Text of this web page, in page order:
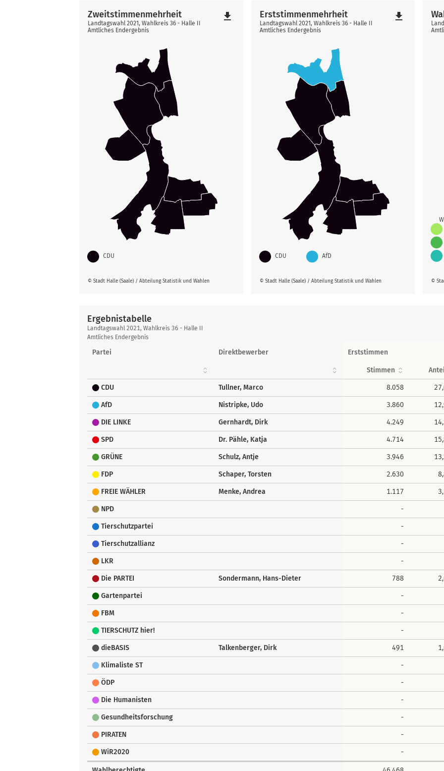
© Stadt Halle (Saale) / Abteilung Statistik und Wahlen
Zweitstimmenmehrheit
Landtagswahl 2021, Wahlkreis 36 - Halle II
Amtliches Endergebnis
CDU
file_download
© Stadt Halle (Saale) / Abteilung Statistik und Wahlen
Erststimmenmehrheit
Landtagswahl 2021, Wahlkreis 36 - Halle II
Amtliches Endergebnis
CDU AfD
file_download
©
Ergebnistabelle
Ergebnistabelle
Landtagswahl 2021, Wahlkreis 36 - Halle II
Amtliches Endergebnis
Partei Direktbewerber Erststimmen
Stimmen
CDU Tullner, Marco 8.058
AfD Nistripke, Udo 3.860
DIE LINKE Gernhardt, Dirk 4.249
SPD Dr. Pähle, Katja 4.714
GRÜNE Schulz, Antje 3.946
FDP Schaper, Torsten 2.630
FREIE WÄHLER Menke, Andrea 1.117
NPD -
Tierschutzpartei -
Tierschutzallianz -
LKR -
Die PARTEI Sondermann, Hans-Dieter 788
Gartenpartei -
FBM -
TIERSCHUTZ hier! -
dieBASIS Talkenberger, Dirk 491
Klimaliste ST -
ÖDP -
Die Humanisten -
Gesundheitsforschung -
PIRATEN -
WiR2020 -